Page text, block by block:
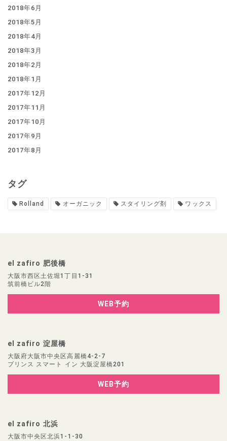
2018年6月
2018年5月
2018年4月
2018年3月
2018年2月
2018年1月
2017年12月
2017年11月
2017年10月
2017年9月
2017年8月
タグ
Rolland オーガニック スタイリング剤 ワックス
el zafiro 肥後橋
大阪市西区土佐堀1丁目1-31
筑前橋ビル2階
WEB予約
el zafiro 淀屋橋
大阪府大阪市中央区高麗橋4-2-7
プリンス スマート イン 大阪淀屋橋201
WEB予約
el zafiro 北浜
大阪市中央区北浜1-1-30